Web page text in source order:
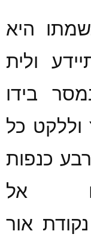
היא
ולית
בידו
כל
כנפות
אל
אור